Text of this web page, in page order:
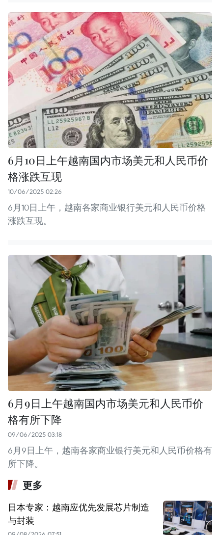
6月10日上午越南国内市场美元和人民币价
格涨跌互现
10/06/2025 02:26
6月10日上午，越南各家商业银行美元和人民币价格
涨跌互现。
6月9日上午越南国内市场美元和人民币价
格有所下降
09/06/2025 03:18
6月9日上午，越南各家商业银行美元和人民币价格有
所下降。
更多
日本专家：越南应优先发展芯片制造
与封装